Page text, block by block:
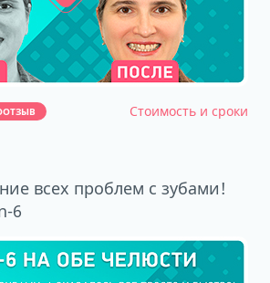
Стоимость и сроки
всех проблем с зубами!
6